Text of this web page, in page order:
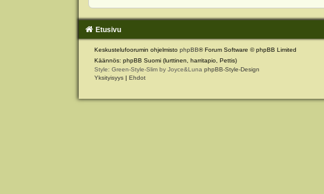
Etusivu
Keskustelufoorumin ohjelmisto phpBB® Forum Software © phpBB Limited
Käännös: phpBB Suomi (lurttinen, harritapio, Pettis)
Style: Green-Style-Slim by Joyce&Luna phpBB-Style-Design
Yksityisyys | Ehdot